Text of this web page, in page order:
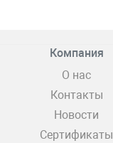
Компания
О нас
Контакты
Новости
Сертификаты